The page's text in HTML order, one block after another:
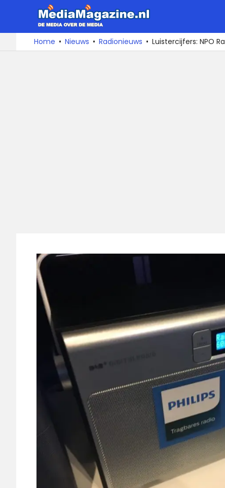
naar
De
media
over
Home Nieuws Radionieuws Luistercijfers: NPO